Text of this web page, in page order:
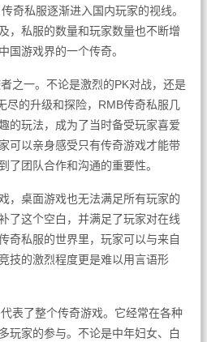
奇私服逐渐进入国内玩家的视线。
，私服的数量和玩家数量也不断增
国游戏界的一个传奇。
之一。不论是激烈的PK对战，还是
尽的升级和探险，RMB传奇私服几
的玩法，成为了当时备受玩家喜爱
可以亲身感受只有传奇游戏才能带
了团队合作和沟通的重要性。
，桌面游戏也无法满足所有玩家的
了这个空白，并满足了玩家对在线
奇私服的世界里，玩家可以与来自
技的激烈程度更是难以用言语形
表了整个传奇游戏。它经常在各种
玩家的参与。不论是中年妇女、白